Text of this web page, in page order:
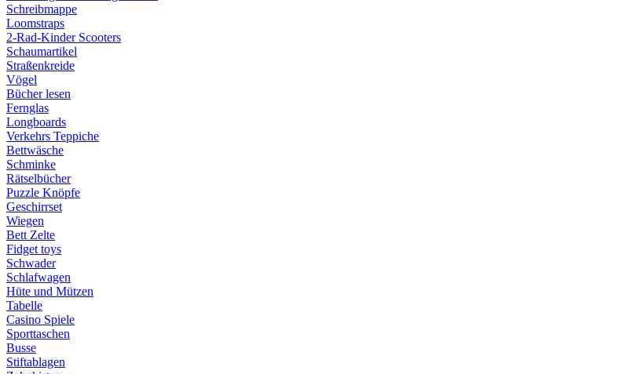
Schreibmappe
Loomstraps
2-Rad-Kinder Scooters
Schaumartikel
Straßenkreide
Vögel
Bücher lesen
Fernglas
Longboards
Verkehrs Teppiche
Bettwäsche
Schminke
Rätselbücher
Puzzle Knöpfe
Geschirrset
Wiegen
Bett Zelte
Fidget toys
Schwader
Schlafwagen
Hüte und Mützen
Tabelle
Casino Spiele
Sporttaschen
Busse
Stiftablagen